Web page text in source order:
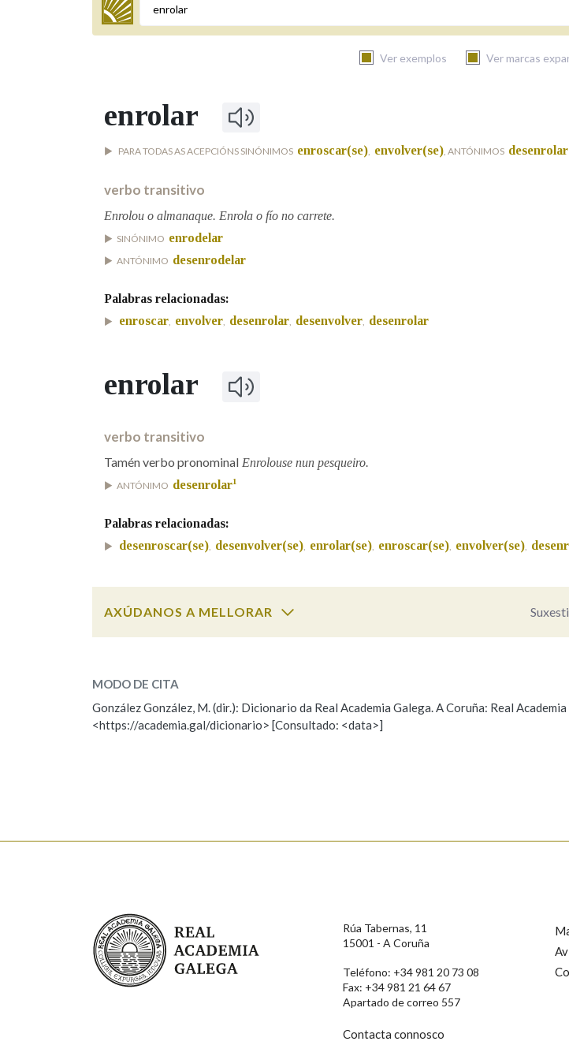
Termo a buscar
Ver exemplos Ver marcas
BUSCAR NOS LEMAS
Comeza por
Remata por
Nas definicións
Marcas gramaticais
enrolar
PARA TODAS AS ACEPCIÓNS SINÓNIMOS enroscar(se), envolver(se), ANTÓNIMOS
verbo transitivo
Enrolou o almanaque. Enrola o fío no carrete.
SINÓNIMO enrodelar
ANTÓNIMO desenrodelar
Palabras relacionadas:
enroscar, envolver, desenrolar, desenvolver, desenrolar
enrolar
verbo transitivo
Tamén verbo pronominal Enrolouse nun pesqueiro.
ANTÓNIMO desenrolar1
Palabras relacionadas:
desenroscar(se), desenvolver(se), enrolar(se), enroscar(se), envolver(se),
AXÚDANOS A MELLORAR
enrolar (unha cousa)
enrolar (unha persoa)
Enderezo electrónico
MODO DE CITA
González González, M. (dir.): Dicionario da Real Academia Galega. A Coruña: Real
<https://academia.gal/dicionario> [Consultado: <data>]
Real Academia Galega
Rúa Tabernas, 11
15001 - A Coruña
Teléfono: +34 981 20 73 08
Fax: +34 981 21 64 67
Apartado de correo 557
Contacta connosco